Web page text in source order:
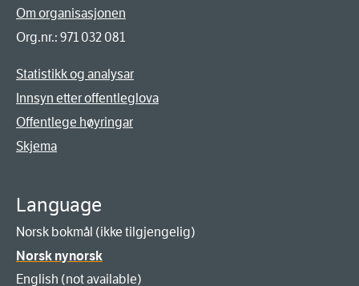
Om organisasjonen
Org.nr.: 971 032 081
Statistikk og analysar
Innsyn etter offentleglova
Offentlege høyringar
Skjema
Language
Norsk bokmål (ikke tilgjengelig)
Norsk nynorsk
English (not available)